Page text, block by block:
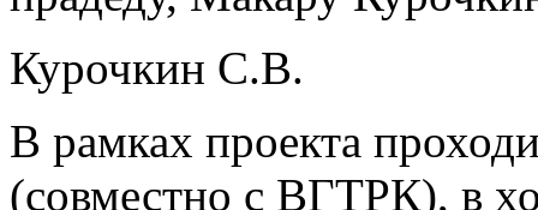
Курочкин С.В.
В рамках проекта
(совместно с ВГТРК), в